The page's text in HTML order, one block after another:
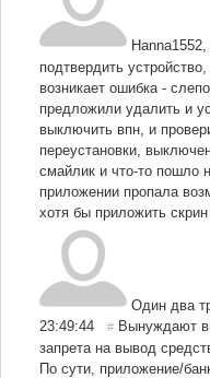
Hanna1552
подтвердить
возникает ошибка -
предложили удалить и
выключить впн, и
переустановки,
смайлик и что-то пошло
приложении пропала
хотя бы приложить
Один два
23:49:44
# Вынуждают
запрета на вывод
По сути, приложение/